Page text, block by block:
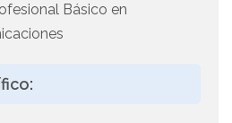
Básico en